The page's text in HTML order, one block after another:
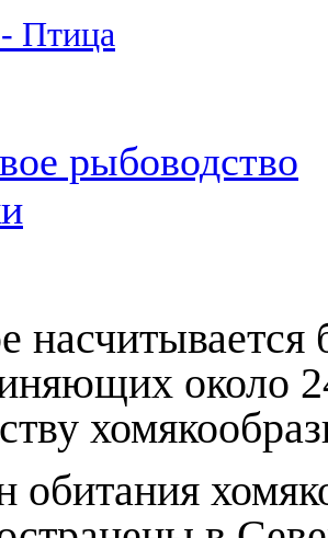
Птица
рыбоводство
насчитывается
около
обитания